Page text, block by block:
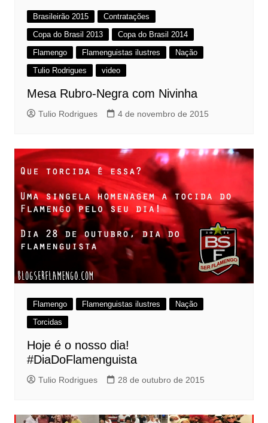
Brasileirão 2015
Contratações
Copa do Brasil 2013
Copa do Brasil 2014
Flamengo
Flamenguistas ilustres
Nação
Tulio Rodrigues
video
Mesa Rubro-Negra com Nivinha
Tulio Rodrigues 4 de novembro de 2015
Flamengo Flamenguistas ilustres
Nação
Torcidas
Hoje é o nosso dia!
#DiaDoFlamenguista
Tulio Rodrigues 28 de outubro de 2015